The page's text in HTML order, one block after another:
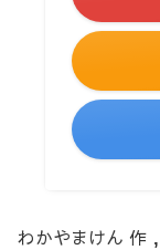
わかやまけん 作